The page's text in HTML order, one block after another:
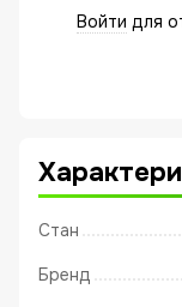
Войти для
Стан
Бренд